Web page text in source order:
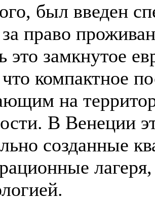
был введен
право
это замкнутое
что компактное
на
В Венеции
созданные